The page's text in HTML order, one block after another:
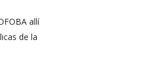
allí
de la